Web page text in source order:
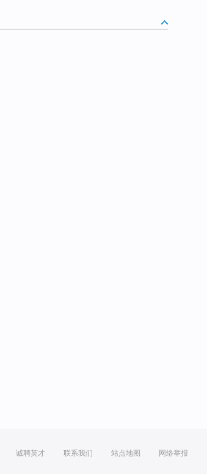
诚聘英才 联系我们 站点地图 网络举报